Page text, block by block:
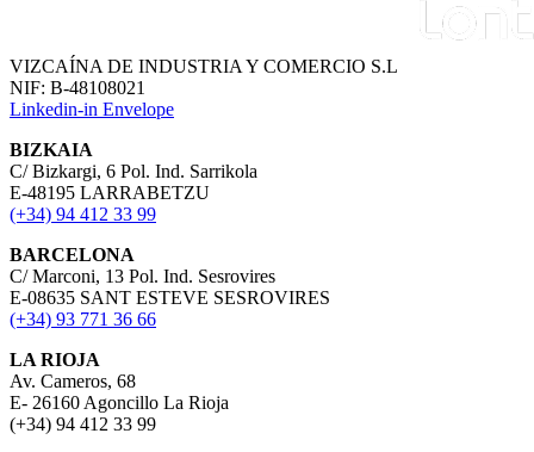
VIZCAÍNA DE INDUSTRIA Y COMERCIO S.L
NIF: B-48108021
Linkedin-in Envelope
BIZKAIA
C/ Bizkargi, 6 Pol. Ind. Sarrikola
E-48195 LARRABETZU
(+34) 94 412 33 99
BARCELONA
C/ Marconi, 13 Pol. Ind. Sesrovires
E-08635 SANT ESTEVE SESROVIRES
(+34) 93 771 36 66
LA RIOJA
Av. Cameros, 68
E- 26160 Agoncillo La Rioja
(+34) 94 412 33 99